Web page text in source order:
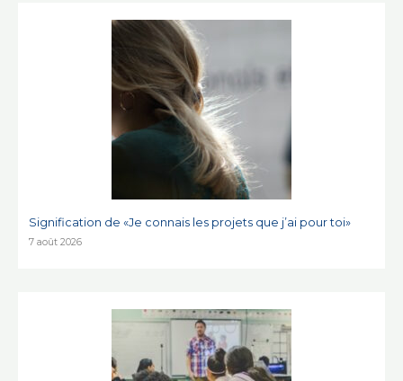
Signification de «Je connais les projets que j’ai pour toi»
7 août 2026